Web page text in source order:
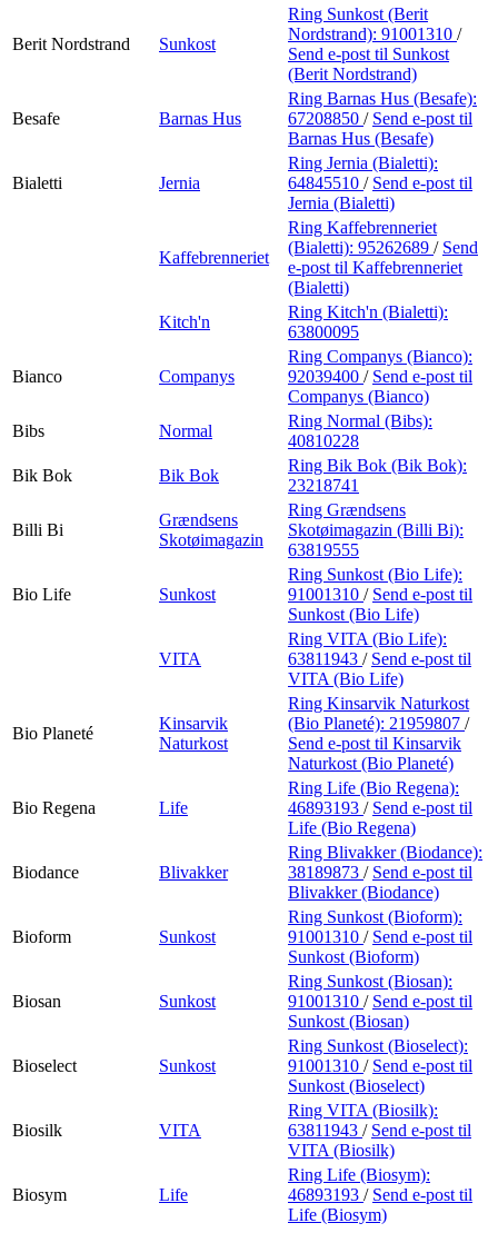
Berit Nordstrand Sunkost
Ring Sunkost (Berit
Nordstrand): 91001310 /
Send e-post til Sunkost
(Berit Nordstrand)
Besafe Barnas Hus
Ring Barnas Hus (Besafe):
67208850 / Send e-post til
Barnas Hus (Besafe)
Bialetti Jernia
Ring Jernia (Bialetti):
64845510 / Send e-post til
Jernia (Bialetti)
Kaffebrenneriet
Ring Kaffebrenneriet
(Bialetti): 95262689 / Send
e-post til Kaffebrenneriet
(Bialetti)
Kitch'n
Ring Kitch'n (Bialetti):
63800095
Bianco Companys
Ring Companys (Bianco):
92039400 / Send e-post til
Companys (Bianco)
Bibs
Normal
Ring Normal (Bibs):
40810228
Bik Bok
Bik Bok
Ring Bik Bok (Bik Bok):
23218741
Billi Bi
Grændsens
Skotøimagazin
Ring Grændsens
Skotøimagazin (Billi Bi):
63819555
Bio Life Sunkost
Ring Sunkost (Bio Life):
91001310 / Send e-post til
Sunkost (Bio Life)
VITA
Ring VITA (Bio Life):
63811943 / Send e-post til
VITA (Bio Life)
Bio Planeté
Kinsarvik
Naturkost
Ring Kinsarvik Naturkost
(Bio Planeté): 21959807 /
Send e-post til Kinsarvik
Naturkost (Bio Planeté)
Bio Regena Life
Ring Life (Bio Regena):
46893193 / Send e-post til
Life (Bio Regena)
Biodance Blivakker
Ring Blivakker (Biodance):
38189873 / Send e-post til
Blivakker (Biodance)
Bioform Sunkost
Ring Sunkost (Bioform):
91001310 / Send e-post til
Sunkost (Bioform)
Biosan Sunkost
Ring Sunkost (Biosan):
91001310 / Send e-post til
Sunkost (Biosan)
Bioselect Sunkost
Ring Sunkost (Bioselect):
91001310 / Send e-post til
Sunkost (Bioselect)
Biosilk VITA
Ring VITA (Biosilk):
63811943 / Send e-post til
VITA (Biosilk)
Biosym Life
Ring Life (Biosym):
46893193 / Send e-post til
Life (Biosym)